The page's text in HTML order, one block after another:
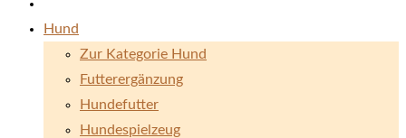
Hund
Zur Kategorie Hund
Futterergänzung
Hundefutter
Hundespielzeug